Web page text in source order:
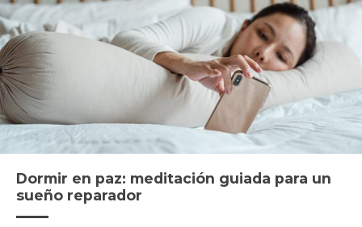
Dormir en paz: meditación guiada para un
sueño reparador